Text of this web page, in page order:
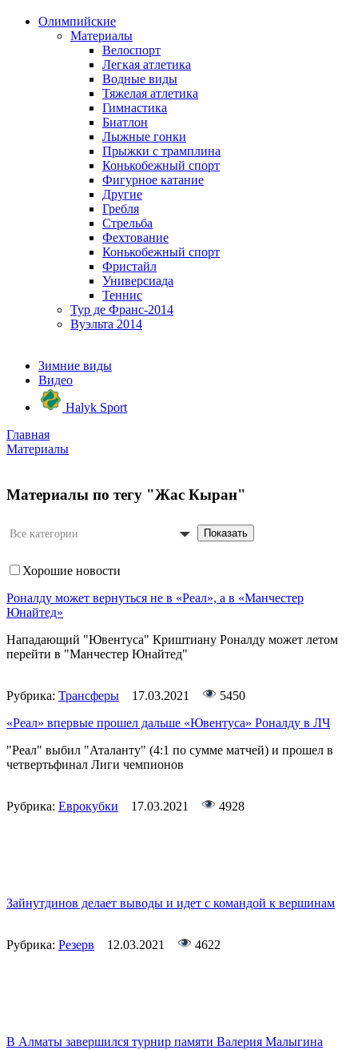
Олимпийские
Материалы
Велоспорт
Легкая атлетика
Водные виды
Тяжелая атлетика
Гимнастика
Биатлон
Лыжные гонки
Прыжки с трамплина
Конькобежный спорт
Фигурное катание
Другие
Гребля
Стрельба
Фехтование
Конькобежный спорт
Фристайл
Универсиада
Теннис
Тур де Франс-2014
Вуэльта 2014
Зимние виды
Видео
Halyk Sport
Главная
Материалы
Материалы по тегу "Жас Кыран"
Все категории Показать
Хорошие новости
Роналду может вернуться не в «Реал», а в «Манчестер
Юнайтед»
Нападающий "Ювентуса" Криштиану Роналду может летом
перейти в "Манчестер Юнайтед"
Рубрика: Трансферы 17.03.2021
5450
«Реал» впервые прошел дальше «Ювентуса» Роналду в ЛЧ
"Реал" выбил "Аталанту" (4:1 по сумме матчей) и прошел в
четвертьфинал Лиги чемпионов
Рубрика: Еврокубки 17.03.2021 4928
Зайнутдинов делает выводы и идет с командой к вершинам
Рубрика: Резерв 12.03.2021 4622
В Алматы завершился турнир памяти Валерия Малыгина